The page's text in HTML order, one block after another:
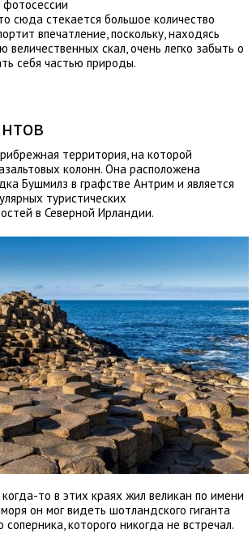
сюда стекается большое количество
впечатление, поскольку, находясь
величественных скал, очень легко забыть о
себя частью природы.
территория, на которой
колонн. Она расположена
Бушмилз в графстве Антрим и является
туристических
в Северной Ирландии.
то в этих краях жил великан по имени
он мог видеть шотландского гиганта
соперника, которого никогда не встречал.